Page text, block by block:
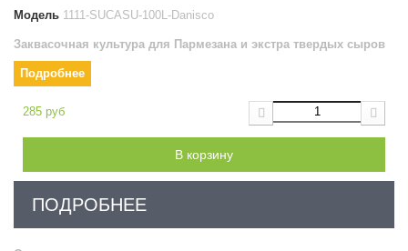
Модель 1111-SUCASU-100L-Danisco
Заквасочная культура для Пармезана и экстра твердых сыров
Подробнее
285 руб
В корзину
ПОДРОБНЕЕ